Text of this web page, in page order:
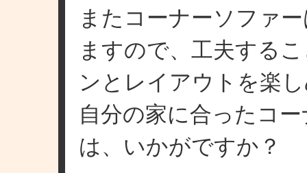
またコーナーソファ
ますので、工夫する
ンとレイアウトを楽
自分の家に合ったコ
は、いかがですか？